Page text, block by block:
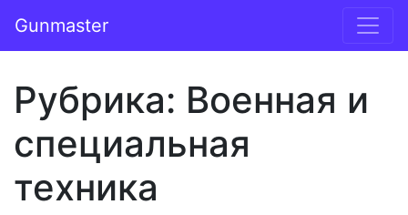
Основная навигация
Gunmaster
Рубрика: Военная и
специальная
техника